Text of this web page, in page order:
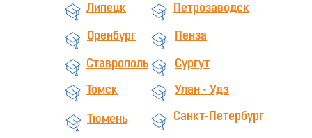
Липецк Петрозаводск
Оренбург Пенза
Ставрополь Сургут
Тюмень
Томск Улан - Удэ
Санкт-Петербург